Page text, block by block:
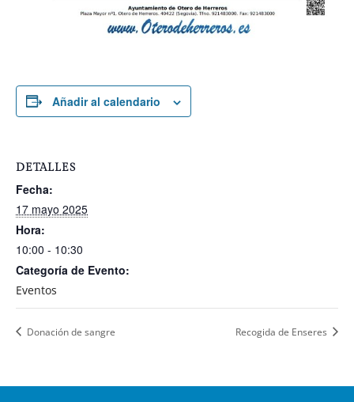
Añadir al calendario
DETALLES
Fecha:
17 mayo 2025
Hora:
10:00 - 10:30
Categoría de Evento:
Eventos
Donación de sangre Recogida de Enseres